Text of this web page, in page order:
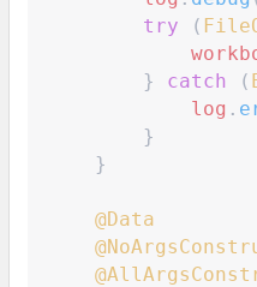
try
(
}
catch (
log .
}
}
@Data